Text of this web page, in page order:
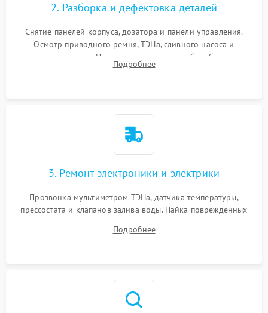
2. Разборка и дефектовка деталей
Снятие панелей корпуса, дозатора и панели управления.
Осмотр приводного ремня, ТЭНа, сливного насоса и
амортизаторов. Проверка подшипников барабана и
крестовины на износ, а манжеты люка на разрывы.
Подробнее
3. Ремонт электроники и электрики
Прозвонка мультиметром ТЭНа, датчика температуры,
прессостата и клапанов залива воды. Пайка поврежденных
Восстановление целостности проводки и контактов.
Подробнее